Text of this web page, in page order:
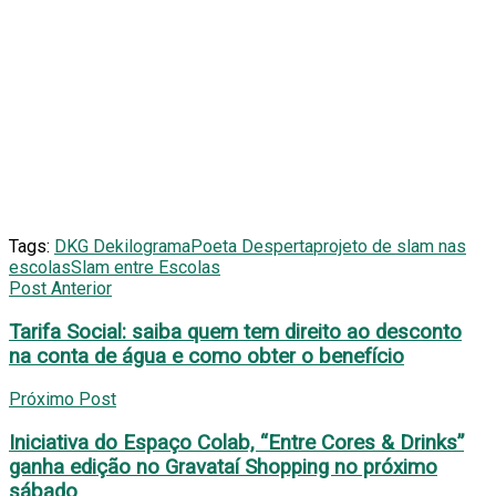
Tags: DKG DekilogramaPoeta Despertaprojeto de slam nas
escolasSlam entre Escolas
Post Anterior
Tarifa Social: saiba quem tem direito ao desconto
na conta de água e como obter o benefício
Próximo Post
Iniciativa do Espaço Colab, “Entre Cores & Drinks”
ganha edição no Gravataí Shopping no próximo